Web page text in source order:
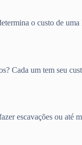
o custo de
Cada um tem seu
escavações ou até